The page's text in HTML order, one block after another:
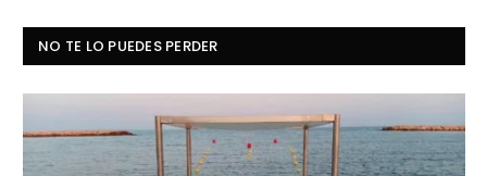
NO TE LO PUEDES PERDER